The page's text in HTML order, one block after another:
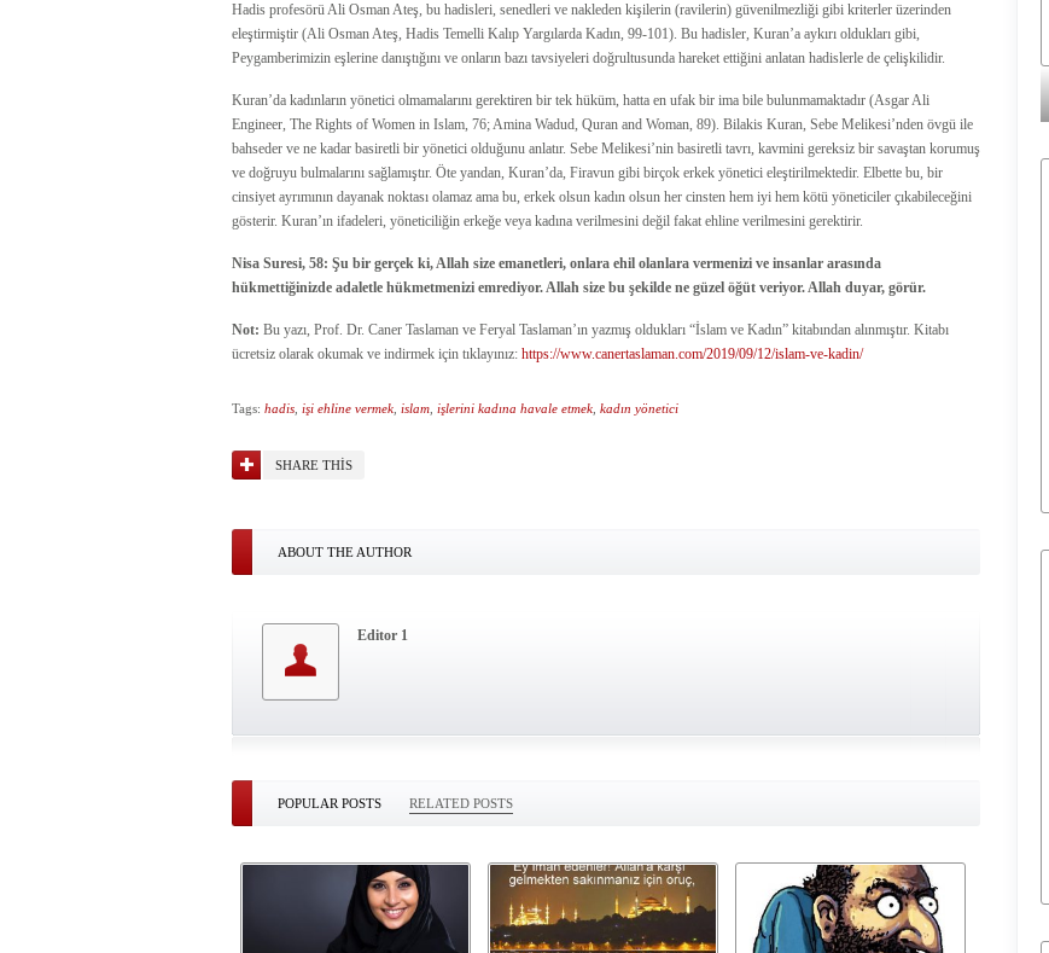
Hadis profesörü Ali Osman Ateş, bu hadisleri, senedleri ve nakleden kişilerin (ravilerin) güvenilmezliği gibi kriterler üzerinden
eleştirmiştir (Ali Osman Ateş, Hadis Temelli Kalıp Yargılarda Kadın, 99-101). Bu hadisler, Kuran’a aykırı oldukları gibi,
Peygamberimizin eşlerine danıştığını ve onların bazı tavsiyeleri doğrultusunda hareket ettiğini anlatan hadislerle de çelişkilidir.
Kuran’da kadınların yönetici olmamalarını gerektiren bir tek hüküm, hatta en ufak bir ima bile bulunmamaktadır (Asgar Ali
Engineer, The Rights of Women in Islam, 76; Amina Wadud, Quran and Woman, 89). Bilakis Kuran, Sebe Melikesi’nden övgü ile
bahseder ve ne kadar basiretli bir yönetici olduğunu anlatır. Sebe Melikesi’nin basiretli tavrı, kavmini gereksiz bir savaştan korumuş
ve doğruyu bulmalarını sağlamıştır. Öte yandan, Kuran’da, Firavun gibi birçok erkek yönetici eleştirilmektedir. Elbette bu, bir
cinsiyet ayrımının dayanak noktası olamaz ama bu, erkek olsun kadın olsun her cinsten hem iyi hem kötü yöneticiler çıkabileceğini
gösterir. Kuran’ın ifadeleri, yöneticiliğin erkeğe veya kadına verilmesini değil fakat ehline verilmesini gerektirir.
Nisa Suresi, 58: Şu bir gerçek ki, Allah size emanetleri, onlara ehil olanlara vermenizi ve insanlar arasında
hükmettiğinizde adaletle hükmetmenizi emrediyor. Allah size bu şekilde ne güzel öğüt veriyor. Allah duyar, görür.
Not: Bu yazı, Prof. Dr. Caner Taslaman ve Feryal Taslaman’ın yazmış oldukları “İslam ve Kadın” kitabından alınmıştır. Kitabı
ücretsiz olarak okumak ve indirmek için tıklayınız: https://www.canertaslaman.com/2019/09/12/islam-ve-kadin/
Tags: hadis işi ehline vermek islam işlerini kadına havale etmek kadın yönetici
SHARE THIS
ABOUT THE AUTHOR
Editor 1
POPULAR POSTS RELATED POSTS